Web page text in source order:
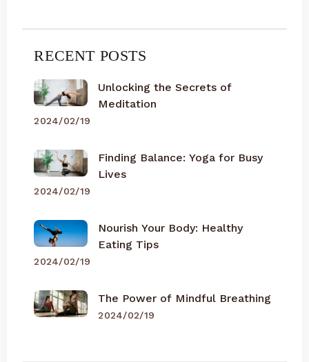
RECENT POSTS
Unlocking the Secrets of
Meditation
2024/02/19
Finding Balance: Yoga for Busy
Lives
2024/02/19
Nourish Your Body: Healthy
Eating Tips
2024/02/19
The Power of Mindful Breathing
2024/02/19